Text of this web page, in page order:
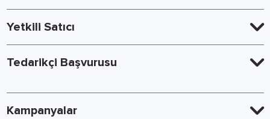
Yetkili Satıcı
Tedarikçi Başvurusu
Kampanyalar